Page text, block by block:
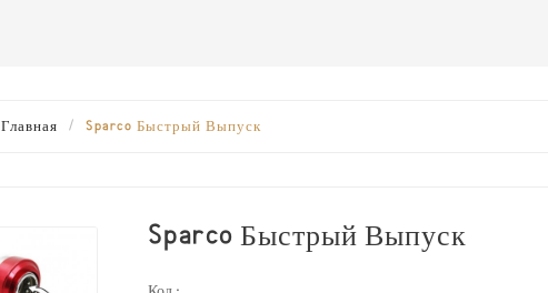
Главная Sparco Быстрый Выпуск
Sparco Быстрый Выпуск